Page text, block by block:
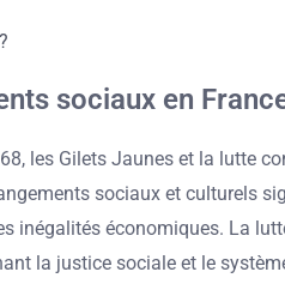
sociaux en
les Gilets Jaunes et la lutte
sociaux et culturels
inégalités économiques. La
la justice sociale et le